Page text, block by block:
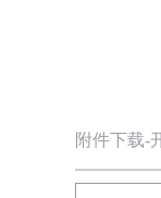
附件下载-